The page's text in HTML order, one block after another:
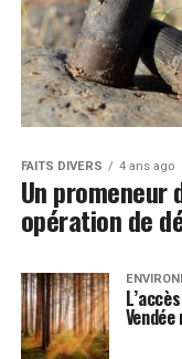
FAITS DIVERS 4 ans ago
Un promeneur
opération de